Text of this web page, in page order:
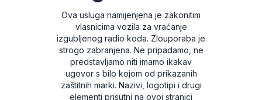
Ova usluga namijenjena je zakonitim
vlasnicima vozila za vraćanje
izgubljenog radio koda. Zlouporaba je
strogo zabranjena. Ne pripadamo, ne
predstavljamo niti imamo ikakav
ugovor s bilo kojom od prikazanih
zaštitnih marki. Nazivi, logotipi i drugi
elementi prisutni na ovoj stranici